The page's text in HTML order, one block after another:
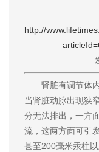
http://
肾脏有调节体内
当肾脏动脉出现狭
分无法排出，一方
流，这两方面可引
甚至200毫米汞柱